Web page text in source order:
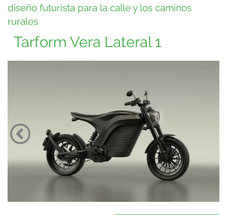
diseño futurista para la calle y los caminos
rurales
Tarform Vera Lateral 1